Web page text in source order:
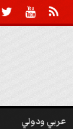
 

عربي ودولي